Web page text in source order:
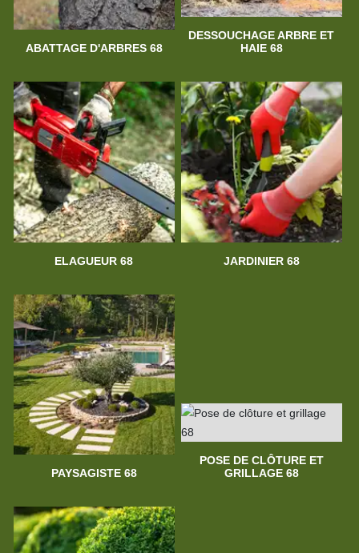
ABATTAGE D'ARBRES 68
DESSOUCHAGE ARBRE ET
HAIE 68
ELAGUEUR 68 JARDINIER 68
PAYSAGISTE 68
POSE DE CLÔTURE ET
GRILLAGE 68